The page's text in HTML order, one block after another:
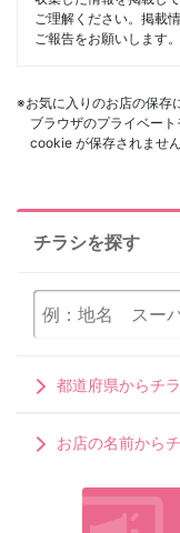
ご理解ください。掲載
ご報告をお願いします。
※お気に入りのお店の保存
ブラウザのプライベー
cookie が保存されませ
チラシを探す
都道府県からチ
お店の名前から